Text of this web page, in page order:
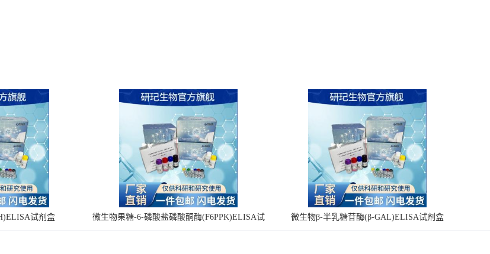
试剂盒
微生物果糖-6-磷酸盐磷酸酮酶(F6PPK)ELISA试
微生物β-半乳糖苷酶(β-GAL)ELISA试剂盒